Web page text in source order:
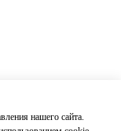
нашего сайта.